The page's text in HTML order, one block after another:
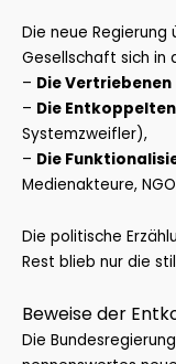
Die neue Regierung
Gesellschaft sich in
– Die Vertriebenen
– Die Entkoppelten
Systemzweifler),
– Die
Medienakteure,
Die politische
Rest blieb nur die
Beweise der
Die